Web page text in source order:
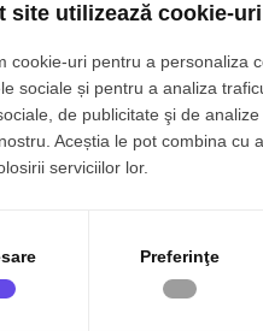
site utilizează cookie-uri
cookie-uri pentru a personaliza
sociale și pentru a analiza
de publicitate şi de
Aceștia le pot combina cu
serviciilor lor.
Preferinţe